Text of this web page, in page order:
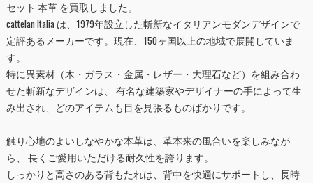
セット 本革 を買取しました。
cattelan Italia は、1979年設立した斬新なイタリアンモダンデザインで
定評あるメーカーです。現在、150ヶ国以上の地域で展開していま
す。
特に異素材（木・ガラス・金属・レザー・大理石など）を組み合わ
せた斬新なデザインは、 有名な建築家やデザイナーの手によって生
み出され、どのアイテムも目を見張るものばかりです。
触り心地のよいしなやかな本革は、革本来の風合いを楽しみなが
ら、 長くご愛用いただける耐久性を誇ります。
しっかりと高さのある背もたれは、背中を快適にサポートし、長時